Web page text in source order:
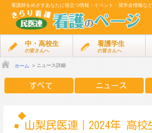
看護師をめざすあなたに役立つ情報・イベント・奨学金情報な
中・高校生
の皆さんへ
看護学生
の皆さんへ
ホーム ニュース詳細
すべて ニュース
山梨民医連｜2024年 高校